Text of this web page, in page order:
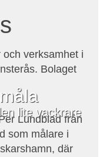
lite vackrare
verksamhet i
Bolaget
Lundblad från
som målare i
där